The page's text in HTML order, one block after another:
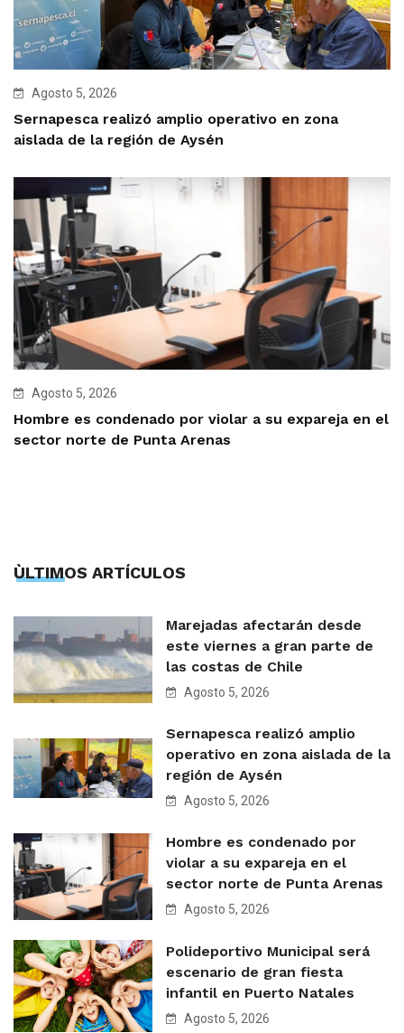
Agosto 5, 2026
Sernapesca realizó amplio operativo en zona
aislada de la región de Aysén
Agosto 5, 2026
Hombre es condenado por violar a su expareja en el
sector norte de Punta Arenas
ÙLTIMOS ARTÍCULOS
Marejadas afectarán desde
este viernes a gran parte de
las costas de Chile
Agosto 5, 2026
Sernapesca realizó amplio
operativo en zona aislada de la
región de Aysén
Agosto 5, 2026
Hombre es condenado por
violar a su expareja en el
sector norte de Punta Arenas
Agosto 5, 2026
Polideportivo Municipal será
escenario de gran fiesta
infantil en Puerto Natales
Agosto 5, 2026